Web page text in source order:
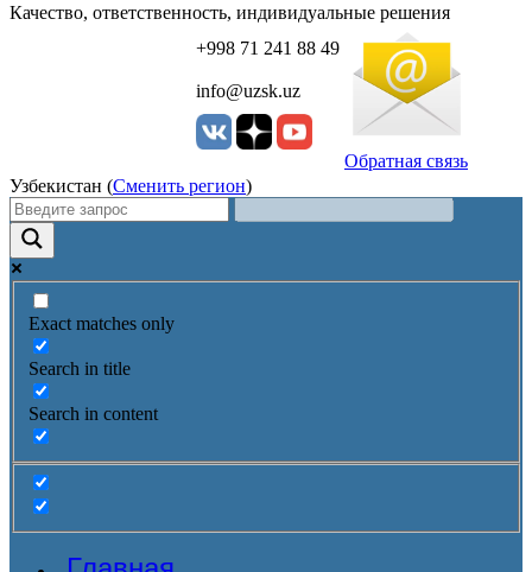
Качество, ответственность, индивидуальные решения
+998 71 241 88 49
info@uzsk.uz
Обратная связь
Узбекистан (Сменить регион)
Exact matches only
Search in title
Search in content